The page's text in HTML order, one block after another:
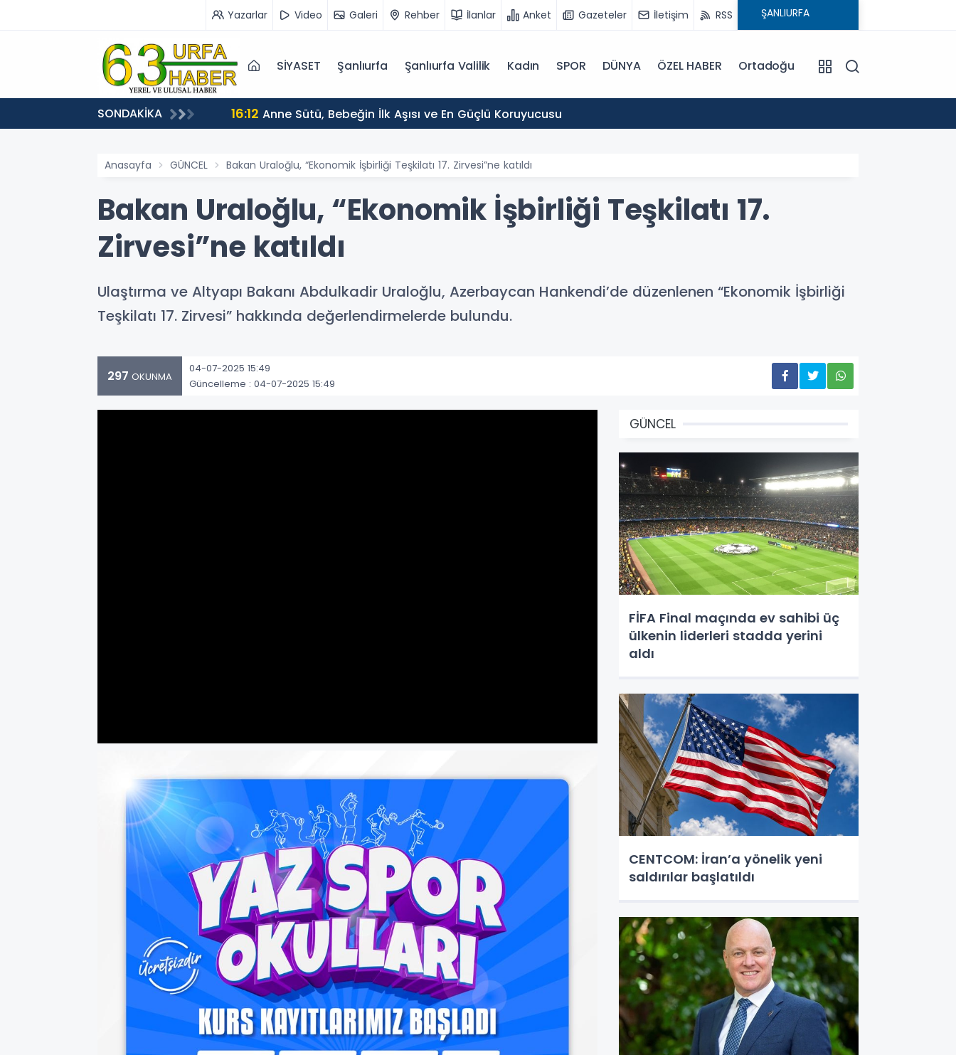
Yazarlar Video Galeri Rehber İlanlar Anket Gazeteler İletişim RSS
SİYASET Şanlıurfa Şanlıurfa Valilik Kadın SPOR DÜNYA ÖZEL HABER Ortadoğu
SONDAKİKA 16:12 Anne Sütü, Bebeğin İlk Aşısı ve En Güçlü Koruyucusu
Anasayfa GÜNCEL Bakan Uraloğlu, “Ekonomik İşbirliği Teşkilatı 17. Zirvesi”ne katıldı
Bakan Uraloğlu, “Ekonomik İşbirliği Teşkilatı 17.
Zirvesi”ne katıldı
Ulaştırma ve Altyapı Bakanı Abdulkadir Uraloğlu, Azerbaycan Hankendi’de düzenlenen “Ekonomik İşbirliği
Teşkilatı 17. Zirvesi” hakkında değerlendirmelerde bulundu.
297 OKUNMA
04-07-2025 15:49
Güncelleme : 04-07-2025 15:49
GÜNCEL
FİFA Final maçında ev sahibi üç
ülkenin liderleri stadda yerini
aldı
CENTCOM: İran’a yönelik yeni
saldırılar başlatıldı